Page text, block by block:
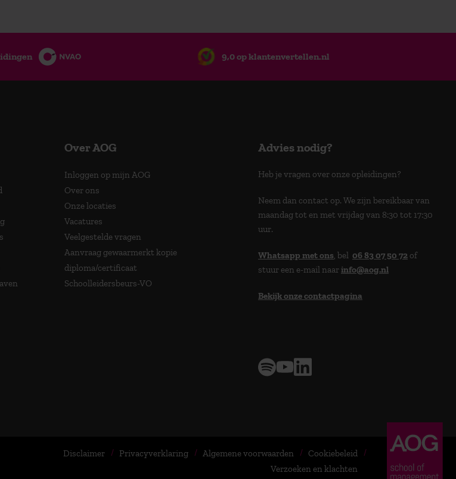
9,0 op klantenvertellen.nl
Over AOG
Inloggen op mijn AOG
Over ons
Onze locaties
Vacatures
Veelgestelde vragen
Aanvraag gewaarmerkt kopie
diploma/certificaat
Schoolleidersbeurs-VO
Advies nodig?
Heb je vragen over onze opleidingen?
Neem dan contact op. We zijn bereikbaar van
maandag tot en met vrijdag van 8:30 tot 17:30
uur.
Whatsapp met ons, bel 06 83 07 50 72 of
stuur een e-mail naarinfo@aog.nl
Bekijk onze contactpagina
Disclaimer Privacyverklaring Algemene voorwaarden
Cookiebeleid
Verzoeken en klachten